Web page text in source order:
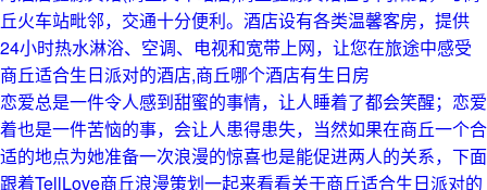
丘火车站毗邻，交通十分便利。酒店设有各类温馨客房，提供
24小时热水淋浴、空调、电视和宽带上网，让您在旅途中感受
商丘适合生日派对的酒店,商丘哪个酒店有生日房
恋爱总是一件令人感到甜蜜的事情，让人睡着了都会笑醒；恋爱
着也是一件苦恼的事，会让人患得患失，当然如果在商丘一个合
适的地点为她准备一次浪漫的惊喜也是能促进两人的关系，下面
跟着TellLove商丘浪漫策划一起来看看关于商丘适合生日派对的